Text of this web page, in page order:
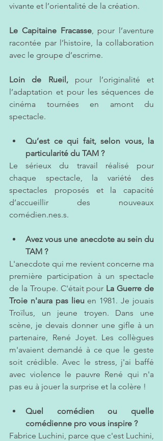
vivante et l’orientalité de la création.
Le Capitaine Fracasse, pour l’aventure
racontée par l’histoire, la collaboration
avec le groupe d’escrime.
Loin de Rueil, pour l’originalité et
l’adaptation et pour les séquences de
cinéma tournées en amont du
spectacle.
Qu’est ce qui fait, selon vous, la
particularité du TAM ?
Le sérieux du travail réalisé pour
chaque spectacle, la variété des
spectacles proposés et la capacité
d’accueillir des nouveaux
comédien.nes.s.
Avez vous une anecdote au sein du
TAM ?
L'anecdote qui me revient concerne ma
première participation à un spectacle
de la Troupe. C'était pour La Guerre de
Troie n'aura pas lieu en 1981. Je jouais
Troïlus, un jeune troyen. Dans une
scène, je devais donner une gifle à un
partenaire, René Joyet. Les collègues
m'avaient demandé à ce que le geste
soit crédible. Avec le stress, j'ai baffé
avec violence le pauvre René qui n'a
pas eu à jouer la surprise et la colère !
Quel comédien ou quelle
comédienne pro vous inspire ?
Fabrice Luchini, parce que c'est Luchini,